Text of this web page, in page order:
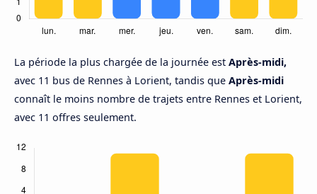
La période la plus chargée de la journée est Après-midi,
avec 11 bus de Rennes à Lorient, tandis que Après-midi
connaît le moins nombre de trajets entre Rennes et Lorient,
avec 11 offres seulement.